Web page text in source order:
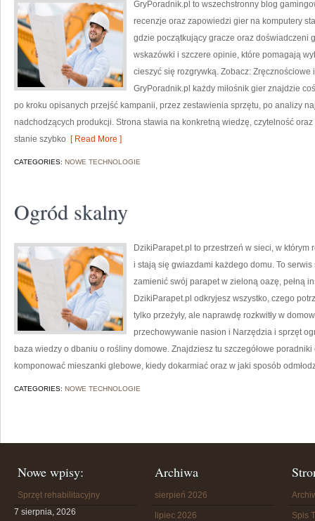
GryPoradnik.pl to wszechstronny blog
recenzje oraz zapowiedzi gier na komputery
gdzie początkujący gracze oraz doświadczeni
wskazówki i szczere opinie, które pomagają
cieszyć się rozgrywką. Zobacz: Zręcznościowe
GryPoradnik.pl każdy miłośnik gier znajdzie
po kroku opisanych przejść kampanii, przez zestawienia sprzętu, po analizy
nadchodzących produkcji. Strona stawia na konkretną wiedzę, czytelność
stanie szybko [ Read More ]
CATEGORIES: NOWE TECHNOLOGIE
Ogród skalny
DzikiParapet.pl to przestrzeń w sieci, w
i stają się gwiazdami każdego domu. To
zamienić swój parapet w zieloną oazę, pełną
DzikiParapet.pl odkryjesz wszystko, czego
tylko przeżyły, ale naprawdę rozkwitły w
przechowywanie nasion i Narzędzia i sprzęt
baza wiedzy o dbaniu o rośliny domowe. Znajdziesz tu szczegółowe
komponować mieszanki glebowe, kiedy dokarmiać oraz w jaki sposób
CATEGORIES: NOWE TECHNOLOGIE
Nowe wpisy:
Sprzęt rehabilitacyjny
7 sierpnia, 2026
Archiwa
sierpień 2026
lipiec 2026 Spis